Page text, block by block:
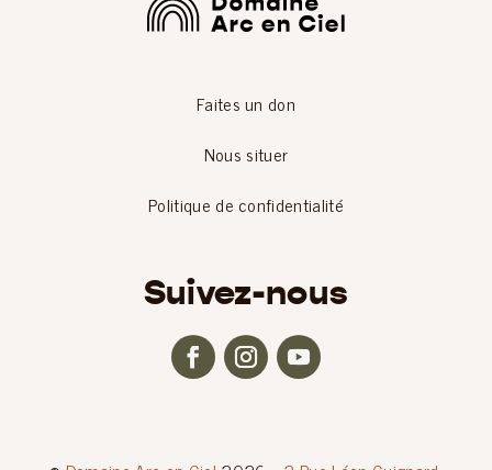
Faites un don
Nous situer
Politique de confidentialité
Suivez-nous